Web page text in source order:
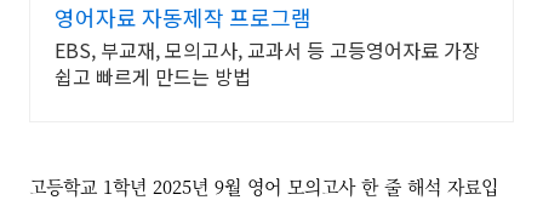
영어자료 자동제작 프로그램
EBS, 부교재, 모의고사, 교과서 등 고등영어자료 가장
쉽고 빠르게 만드는 방법
고등학교 1학년 2025년 9월 영어 모의고사 한 줄 해석 자료입